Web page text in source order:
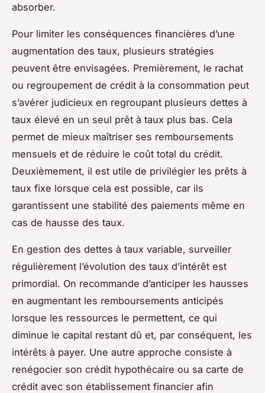
absorber.
Pour limiter les conséquences financières d’une
augmentation des taux, plusieurs stratégies
peuvent être envisagées. Premièrement, le rachat
ou regroupement de crédit à la consommation peut
s’avérer judicieux en regroupant plusieurs dettes à
taux élevé en un seul prêt à taux plus bas. Cela
permet de mieux maîtriser ses remboursements
mensuels et de réduire le coût total du crédit.
Deuxièmement, il est utile de privilégier les prêts à
taux fixe lorsque cela est possible, car ils
garantissent une stabilité des paiements même en
cas de hausse des taux.
En gestion des dettes à taux variable, surveiller
régulièrement l’évolution des taux d’intérêt est
primordial. On recommande d’anticiper les hausses
en augmentant les remboursements anticipés
lorsque les ressources le permettent, ce qui
diminue le capital restant dû et, par conséquent, les
intérêts à payer. Une autre approche consiste à
renégocier son crédit hypothécaire ou sa carte de
crédit avec son établissement financier afin